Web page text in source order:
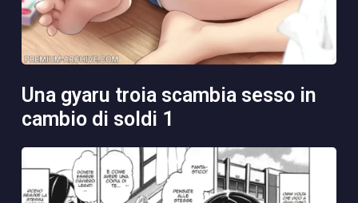
una gyaru troia scambia sesso in
cambio di soldi 1